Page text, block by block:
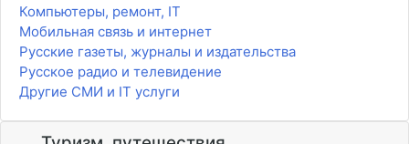
Компьютеры, ремонт, IT
Мобильная связь и интернет
Русские газеты, журналы и издательства
Русское радио и телевидение
Другие СМИ и IT услуги